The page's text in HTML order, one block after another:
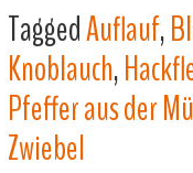
TaggedAuflauf,
Knoblauch,
Pfeffer aus der
Zwiebel